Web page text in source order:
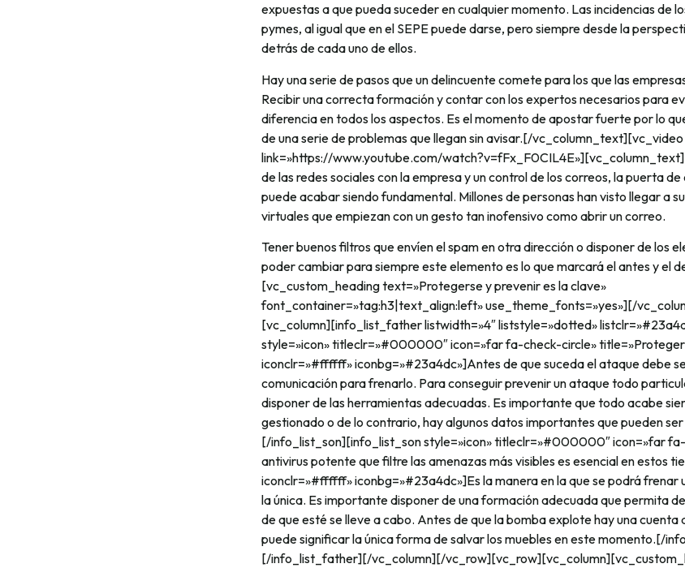
expuestas a que pueda suceder en cualquier momento. Las incidencias de
pymes, al igual que en el SEPE puede darse, pero siempre desde la
detrás de cada uno de ellos.
Hay una serie de pasos que un delincuente comete para los que las
Recibir una correcta formación y contar con los expertos necesarios para
diferencia en todos los aspectos. Es el momento de apostar fuerte por lo
de una serie de problemas que llegan sin avisar.[/vc_column_text][vc_video
link=»https://www.youtube.com/
de las redes sociales con la empresa y un control de los correos, la puerta
puede acabar siendo fundamental. Millones de personas han visto llegar a
virtuales que empiezan con un gesto tan inofensivo como abrir un correo.
Tener buenos filtros que envíen el spam en otra dirección o disponer de los
poder cambiar para siempre este elemento es lo que marcará el antes y el
[vc_custom_heading text=»Protegerse y prevenir es la clave»
font_container=»tag:h3|text_align:left» use_theme_fonts=»yes»][/
[vc_column][info_list_father listwidth=»4″ liststyle=»dotted»
style=»icon» titleclr=»#000000″ icon=»far fa-check-circle»
iconclr=»#ffffff» iconbg=»#23a4dc»]Antes de que suceda el ataque debe
comunicación para frenarlo. Para conseguir prevenir un ataque todo
disponer de las herramientas adecuadas. Es importante que todo acabe
gestionado o de lo contrario, hay algunos datos importantes que pueden
[/info_list_son][info_list_son style=»icon» titleclr=»#000000″ icon=»far
antivirus potente que filtre las amenazas más visibles es esencial en estos
iconclr=»#ffffff» iconbg=»#23a4dc»]Es la manera en la que se podrá frenar
la única. Es importante disponer de una formación adecuada que permita
de que esté se lleve a cabo. Antes de que la bomba explote hay una
puede significar la única forma de salvar los muebles en este momento.[/
[/info_list_father][/vc_column][/